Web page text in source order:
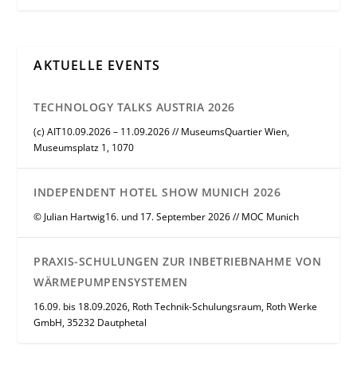
AKTUELLE EVENTS
TECHNOLOGY TALKS AUSTRIA 2026
(c) AIT10.09.2026 – 11.09.2026 // MuseumsQuartier Wien,
Museumsplatz 1, 1070
INDEPENDENT HOTEL SHOW MUNICH 2026
© Julian Hartwig16. und 17. September 2026 // MOC Munich
PRAXIS-SCHULUNGEN ZUR INBETRIEBNAHME VON
WÄRMEPUMPENSYSTEMEN
16.09. bis 18.09.2026, Roth Technik-Schulungsraum, Roth Werke
GmbH, 35232 Dautphetal